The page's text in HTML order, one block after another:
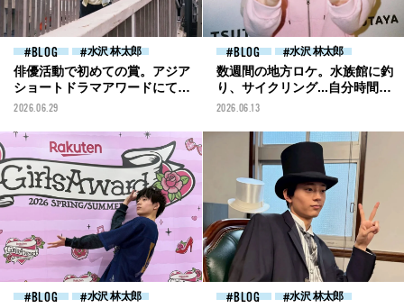
BLOG 水沢 林太郎
俳優活動で初めての賞。アジア
ショートドラマアワードにて
「最優秀俳優賞」をいただきま
2026.06.29
BLOG 水沢 林太郎
数週間の地方ロケ。水族館に釣
り、サイクリング...自分時間も
充実[水沢林太郎ブログ]
2026.06.13
BLOG 水沢 林太郎 BLOG 水沢 林太郎